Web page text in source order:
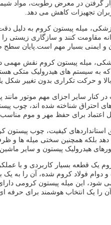
گرفتن در معرض رطوبت، مواد
تجهیزات کاهش می دهد.
میله پیستون کروم به دلیل
مقاومت کنند و سازگاری زیستی
و ایمنی بسیار مهم است.پایان
میله پیستون کروم نقش
به سیستم های هیدرولیک متکی
و حرکت تکراری بدون تغییر
در کنار سایر اجزای مهم موتور
احتراق شناخته شده اند، چوب
اعتماد برای حفظ مهر و موم
استانداردهای کیفیت، چوب
بلکه همچنین سختی میله ها و
هیدرولیک پیستون و سایر
یک قطعه بسیار کاربردی و با
دوام فولاد کروم شده، آن را به
می شود، این میله پیستون کرومی
را یک انتخاب هوشمند برای حرفه